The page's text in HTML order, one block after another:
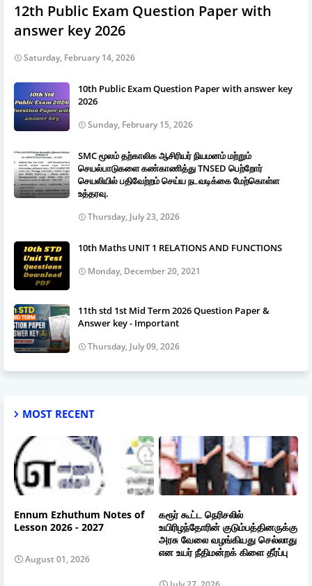
12th Public Exam Question Paper with
answer key 2026
Saturday, February 14, 2026
10th Public Exam Question Paper with answer key
2026
Sunday, February 15, 2026
SMC மூலம் தற்காலிக ஆசிரியர் நியமனம் மற்றும்
செயல்பாடுகளை கண்காணித்து TNSED பெற்றோர்
செயலியில் பதிவேற்றம் செய்ய நடவடிக்கை மேற்கொள்ள
உத்தரவு.
Thursday, July 23, 2026
10th Maths UNIT 1 RELATIONS AND FUNCTIONS
Monday, December 20, 2021
11th std 1st Mid Term 2026 Question Paper &
Answer key - Important
Thursday, July 09, 2026
MOST RECENT
Ennum Ezhuthum Notes of
Lesson 2026 - 2027
August 01, 2026
கரூர் கூட்ட நெரிசலில்
உயிரிழந்தோரின் குடும்பத்தினருக்கு
அரசு வேலை வழங்கியது செல்லாது
என உயர் நீதிமன்றக் கிளை தீர்ப்பு